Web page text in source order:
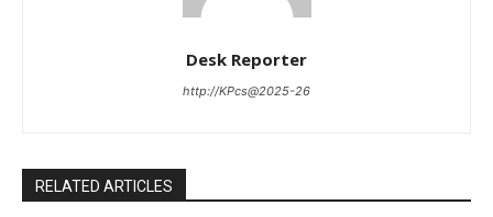
Desk Reporter
http://KPcs@2025-26
RELATED ARTICLES